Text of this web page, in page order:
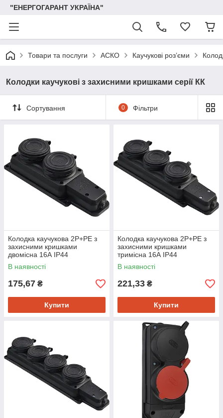
"ЕНЕРГОГАРАНТ УКРАЇНА"
Товари та послуги АСКО Каучукові роз’єми
Колодки каучукові з захисними кришками серії КК
Сортування 0 Фільтри
Колодка каучукова 2Р+PE з
захисними кришками
двомісна 16А IP44
В наявності
175,67 ₴
Купити
Колодка каучукова 2Р+PE з
захисними кришками
тримісна 16А IP44
В наявності
221,33 ₴
Купити